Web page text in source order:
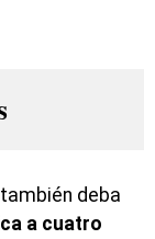
deba
a cuatro